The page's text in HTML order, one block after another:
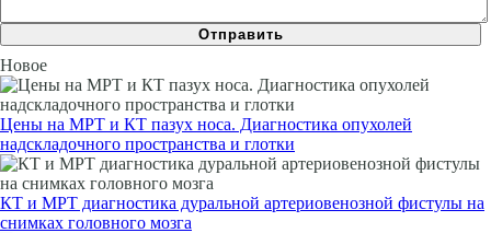
Новое
Цены на МРТ и КТ пазух носа. Диагностика опухолей
надскладочного пространства и глотки
КТ и МРТ диагностика дуральной артериовенозной фистулы на
снимках головного мозга